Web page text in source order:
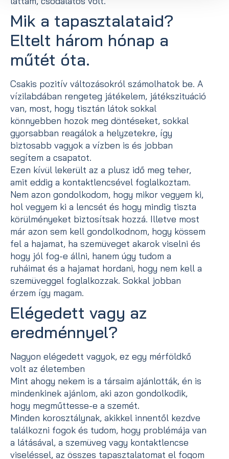
Mik a tapasztalataid?
Eltelt három hónap a
műtét óta.
Csakis pozitív változásokról számolhatok be. A
vízilabdában rengeteg játékelem, játékszituáció
van, most, hogy tisztán látok sokkal
könnyebben hozok meg döntéseket, sokkal
gyorsabban reagálok a helyzetekre, így
biztosabb vagyok a vízben is és jobban
segítem a csapatot.
Ezen kívül lekerült az a plusz idő meg teher,
amit eddig a kontaktlencsével foglalkoztam.
Nem azon gondolkodom, hogy mikor vegyem ki,
hol vegyem ki a lencsét és hogy mindig tiszta
körülményeket biztosítsak hozzá. Illetve most
már azon sem kell gondolkodnom, hogy kössem
fel a hajamat, ha szemüveget akarok viselni és
hogy jól fog-e állni, hanem úgy tudom a
ruháimat és a hajamat hordani, hogy nem kell a
szemüveggel foglalkozzak. Sokkal jobban
érzem így magam.
Elégedett vagy az
eredménnyel?
Nagyon elégedett vagyok, ez egy mérföldkő
volt az életemben
Mint ahogy nekem is a társaim ajánlották, én is
mindenkinek ajánlom, aki azon gondolkodik,
hogy megműttesse-e a szemét.
Minden korosztálynak, akikkel innentől kezdve
találkozni fogok és tudom, hogy problémája van
a látásával, a szemüveg vagy kontaktlencse
viseléssel, az összes tapasztalatomat el fogom